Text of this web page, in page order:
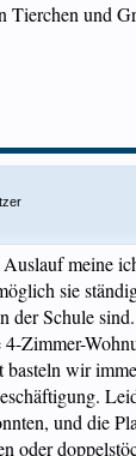
Tierchen und
meine
sie
der Schule
4-Zimmer-
wir
und die
oder